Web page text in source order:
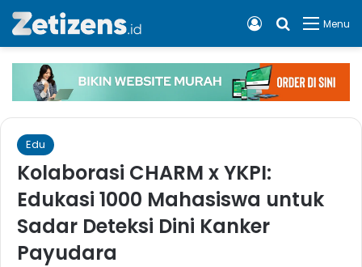
Menu
Cari apa,
Log In
Edu
Kolaborasi CHARM x YKPI:
Edukasi 1000 Mahasiswa untuk
Sadar Deteksi Dini Kanker
Payudara